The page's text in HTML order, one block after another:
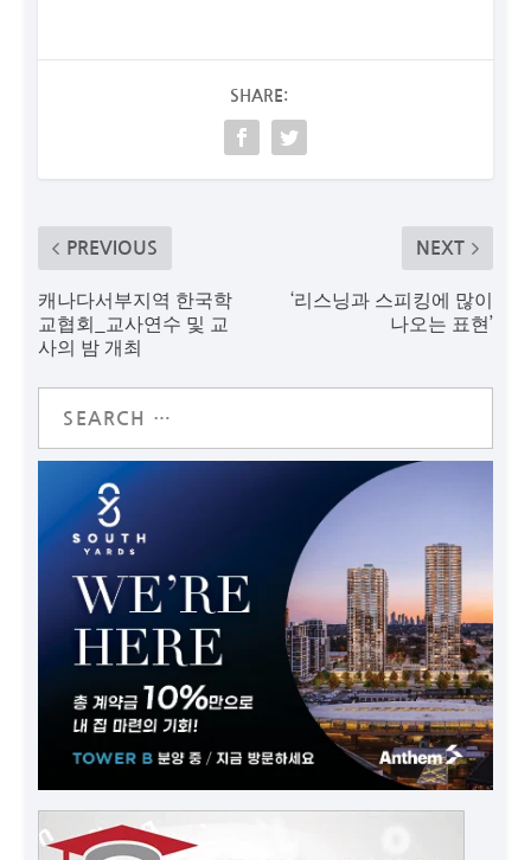
SHARE:
PREVIOUS
캐나다서부지역 한국학
교협회_교사연수 및 교
사의 밤 개최
NEXT
‘리스닝과 스피킹에 많이
나오는 표현’